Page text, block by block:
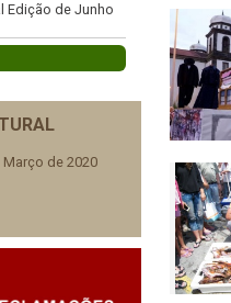
Edição de Junho
de 2020